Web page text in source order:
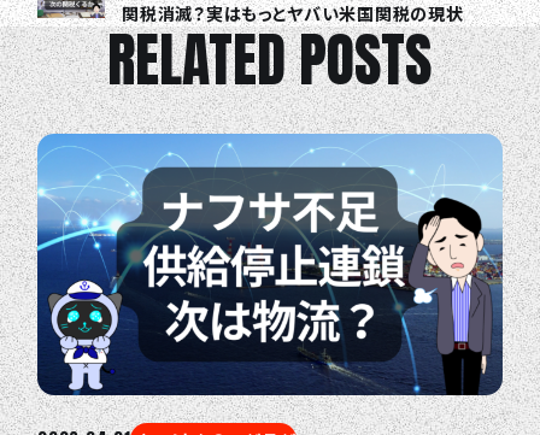
関税消滅？実はもっとヤバい米国関税の現状
RELATED POSTS